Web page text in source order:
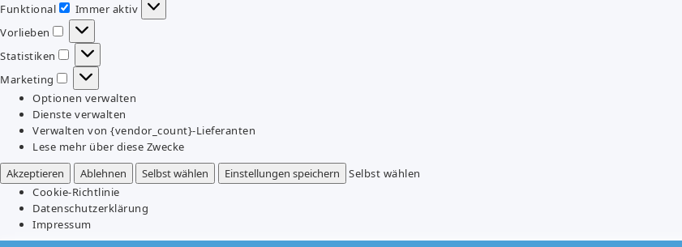
Funktional
Funktional
Immer aktiv
Vorlieben
Vorlieben
Statistiken
Statistiken
Marketing
Marketing
Optionen verwalten
Dienste verwalten
Verwalten von {vendor_count}-Lieferanten
Lese mehr über diese Zwecke
Akzeptieren
Ablehnen Selbst wählen Einstellungen speichern
Selbst wählen
Cookie-Richtlinie
Datenschutzerklärung
Impressum